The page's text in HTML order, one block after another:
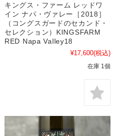
キングス・ファーム レッドワ
イン ナパ・ヴァレー［2018］
（コングスガードのセカンド・
セレクション）KINGSFARM
RED Napa Valley18
¥17,600(税込)
在庫 1個